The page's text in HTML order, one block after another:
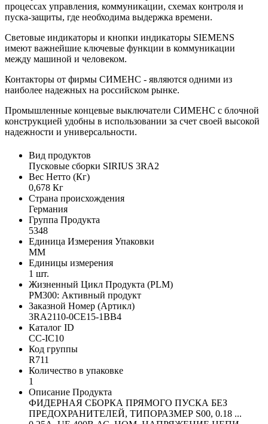
процессах управления, коммуникации, схемах контроля и
пуска-защиты, где необходима выдержка времени.
Световые индикаторы и кнопки индикаторы SIEMENS
имеют важнейшие ключевые функции в коммуникации
между машиной и человеком.
Контакторы от фирмы СИМЕНС - являются одними из
наиболее надежных на российском рынке.
Промышленные концевые выключатели СИМЕНС с блочной
конструкцией удобны в использовании за счет своей высокой
надежности и универсальности.
Вид продуктов
Пусковые сборки SIRIUS 3RA2
Вес Нетто (Кг)
0,678 Кг
Страна происхождения
Германия
Группа Продукта
5348
Единица Измерения Упаковки
MM
Единицы измерения
1 шт.
Жизненный Цикл Продукта (PLM)
PM300: Активный продукт
Заказной Номер (Артикл)
3RA2110-0CE15-1BB4
Каталог ID
CC-IC10
Код группы
R711
Количество в упаковке
1
Описание Продукта
ФИДЕРНАЯ СБОРКА ПРЯМОГО ПУСКА БЕЗ
ПРЕДОХРАНИТЕЛЕЙ, ТИПОРАЗМЕР S00, 0.18 ...